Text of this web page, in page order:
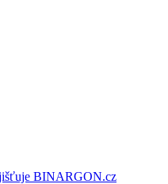
BINARGON.cz